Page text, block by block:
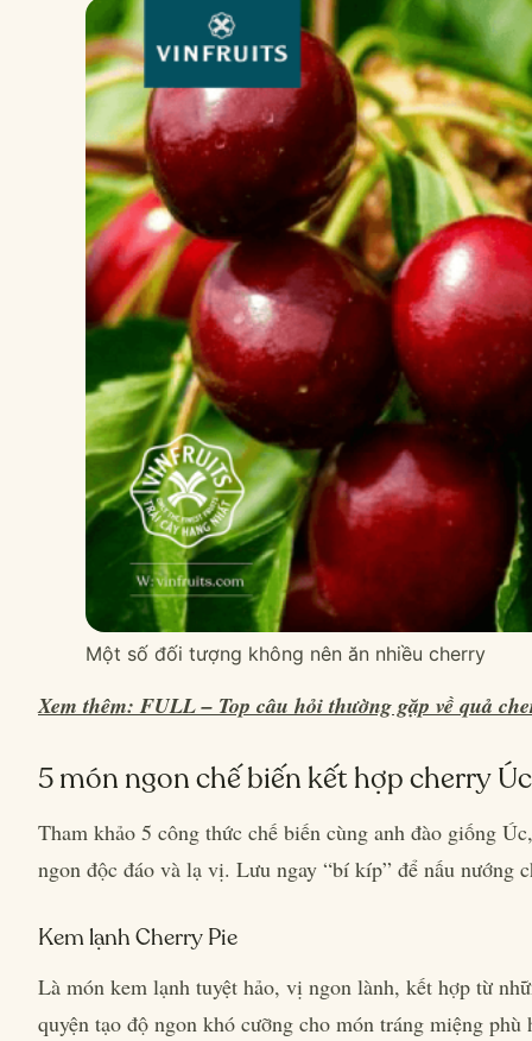
Một số đối tượng không nên ăn nhiều cherry
Xem thêm: FULL – Top câu hỏi thường gặp về quả
5 món ngon chế biến kết hợp cherry Úc
Tham khảo 5 công thức chế biến cùng anh đào giống
ngon độc đáo và lạ vị. Lưu ngay “bí kíp” để nấu nướng
Kem lạnh Cherry Pie
Là món kem lạnh tuyệt hảo, vị ngon lành, kết hợp từ
quyện tạo độ ngon khó cưỡng cho món tráng miệng